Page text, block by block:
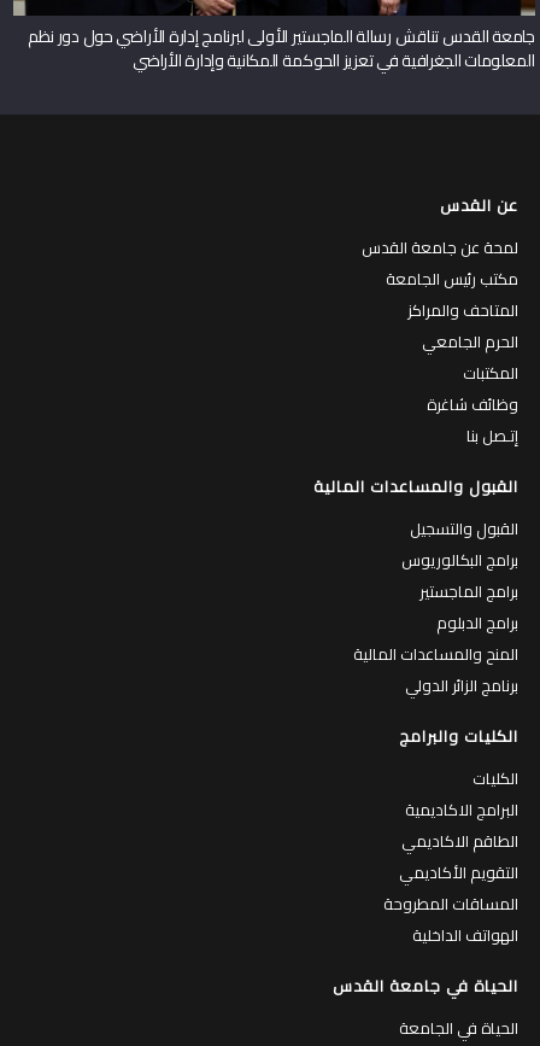
جامعة القدس تناقش رسالة الماجستير الأولى لبرنامج إدارة الأراضي حول دور نظم
المعلومات الجغرافية في تعزيز الحوكمة المكانية وإدارة الأراضي
عن القدس
لمحة عن جامعة القدس
مكتب رئيس الجامعة
المتاحف والمراكز
الحرم الجامعي
المكتبات
وظائف شاغرة
إتـصل بنا
القبول والمساعدات المالية
القبول والتسجيل
برامج البكالوريوس
برامج الماجستير
برامج الدبلوم
المنح والمساعدات المالية
برنامج الزائر الدولي
الكليات والبرامج
الكليات
البرامج الاكاديمية
الطاقم الاكاديمي
التقويم الأكاديمي
المساقات المطروحة
الهواتف الداخلية
الحياة في جامعة القدس
الحياة في الجامعة